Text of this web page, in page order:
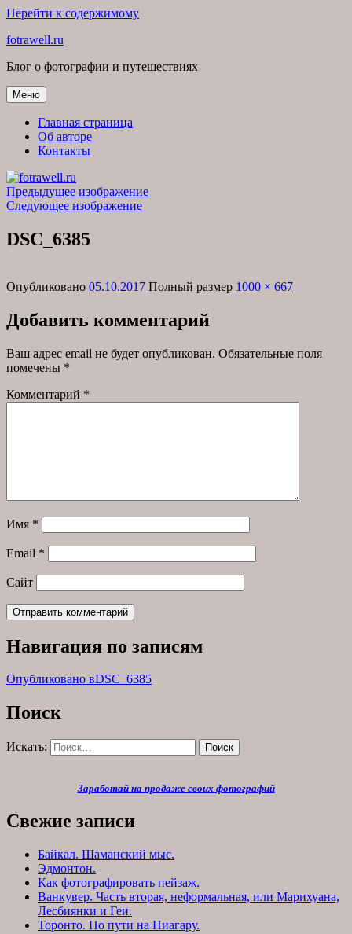
Перейти к содержимому
fotrawell.ru
Блог о фотографии и путешествиях
Меню
Главная страница
Об авторе
Контакты
Предыдущее изображение
Следующее изображение
DSC_6385
Опубликовано 05.10.2017 Полный размер 1000 × 667
Добавить комментарий
Ваш адрес email не будет опубликован. Обязательные поля
помечены *
Комментарий *
Имя *
Email *
Сайт
Навигация по записям
Опубликовано вDSC_6385
Поиск
Искать: Поиск
Заработай на продаже своих фотографий
Свежие записи
Байкал. Шаманский мыс.
Эдмонтон.
Как фотографировать пейзаж.
Ванкувер. Часть вторая, неформальная, или Марихуана,
Лесбиянки и Геи.
Торонто. По пути на Ниагару.